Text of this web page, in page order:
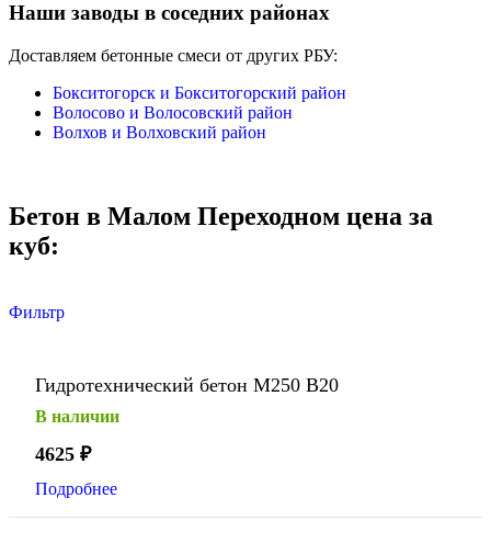
Наши заводы в соседних районах
Доставляем бетонные смеси от других РБУ:
Бокситогорск и Бокситогорский район
Волосово и Волосовский район
Волхов и Волховский район
Бетон в Малом Переходном цена за
куб:
Фильтр
Гидротехнический бетон М250 В20
В наличии
4625 ₽
Подробнее